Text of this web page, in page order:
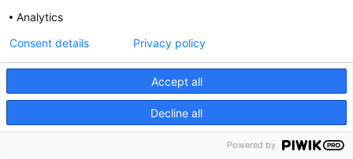
particular no troba altres serveis o recursos per completar,pot
veure´s sense dret a prestació social
- Servei de centre de dia per a gent gran de caràcter temporal o
- Servei de llar residència per a gent gran de caràcter temporal o
Analytics
Accept all
Decline all
Consent details Privacy policy
Powered by